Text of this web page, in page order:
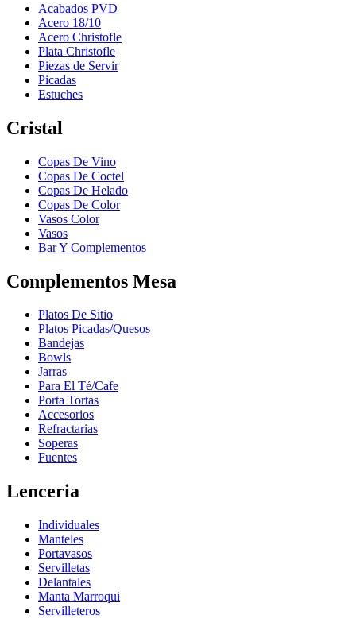
Acabados PVD
Acero 18/10
Acero Christofle
Plata Christofle
Piezas de Servir
Picadas
Estuches
Cristal
Copas De Vino
Copas De Coctel
Copas De Helado
Copas De Color
Vasos Color
Vasos
Bar Y Complementos
Complementos Mesa
Platos De Sitio
Platos Picadas/Quesos
Bandejas
Bowls
Jarras
Para El Té/Cafe
Porta Tortas
Accesorios
Refractarias
Soperas
Fuentes
Lenceria
Individuales
Manteles
Portavasos
Servilletas
Delantales
Manta Marroqui
Servilleteros